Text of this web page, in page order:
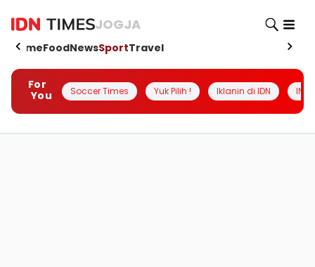
JOGJA
HomeFoodNewsSportTravel
For
You
Soccer Times Yuk Pilih ! Iklanin di IDN